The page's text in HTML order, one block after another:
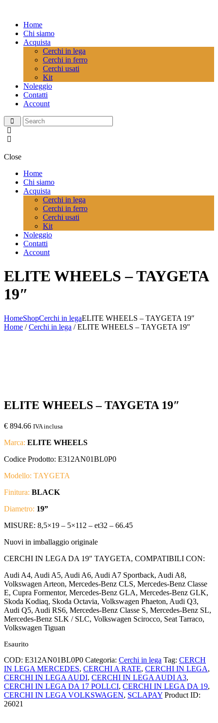
Home
Chi siamo
Acquista
Cerchi in lega
Cerchi in ferro
Cerchi usati
Kit
Noleggio
Contatti
Account
Close
Home
Chi siamo
Acquista
Cerchi in lega
Cerchi in ferro
Cerchi usati
Kit
Noleggio
Contatti
Account
ELITE WHEELS – TAYGETA
19″
HomeShopCerchi in legaELITE WHEELS – TAYGETA 19″
Home /Cerchi in lega / ELITE WHEELS – TAYGETA 19″
ELITE WHEELS – TAYGETA 19″
€ 894.66 IVA inclusa
Marca: ELITE WHEELS
Codice Prodotto: E312AN01BL0P0
Modello: TAYGETA
Finitura: BLACK
Diametro: 19”
MISURE: 8,5×19 – 5×112 – et32 – 66.45
Nuovi in imballaggio originale
CERCHI IN LEGA DA 19″ TAYGETA, COMPATIBILI CON:
Audi A4, Audi A5, Audi A6, Audi A7 Sportback, Audi A8,
Volkswagen Arteon, Mercedes-Benz CLS, Mercedes-Benz Classe
E, Cupra Formentor, Mercedes-Benz GLA, Mercedes-Benz GLK,
Skoda Kodiaq, Skoda Octavia, Volkswagen Phaeton, Audi Q3,
Audi Q5, Audi RS6, Mercedes-Benz Classe S, Mercedes-Benz SL,
Mercedes-Benz SLK / SLC, Volkswagen Scirocco, Seat Tarraco,
Volkswagen Tiguan
Esaurito
COD: E312AN01BL0P0 Categoria: Cerchi in lega Tag: CERCH
IN LEGA MERCEDES, CERCHI A RATE, CERCHI IN LEGA,
CERCHI IN LEGA AUDI, CERCHI IN LEGA AUDI A3,
CERCHI IN LEGA DA 17 POLLCI, CERCHI IN LEGA DA 19,
CERCHI IN LEGA VOLKSWAGEN, SCLAPAY Product ID:
26021